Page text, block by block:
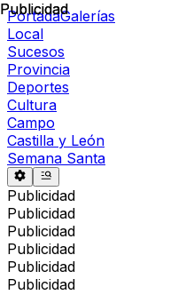
PortadaGalerías
Local
Sucesos
Provincia
Deportes
Cultura
Campo
Castilla y León
Semana Santa
Publicidad
Publicidad
Publicidad
Publicidad
Publicidad
Publicidad
Publicidad
Publicidad